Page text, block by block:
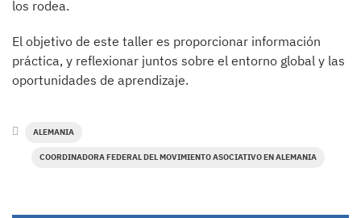
los rodea.
El objetivo de este taller es proporcionar información
práctica, y reflexionar juntos sobre el entorno global y las
oportunidades de aprendizaje.
ALEMANIA
COORDINADORA FEDERAL DEL MOVIMIENTO ASOCIATIVO EN ALEMANIA